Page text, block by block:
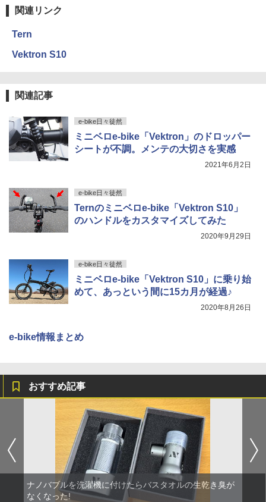
関連リンク
Tern
Vektron S10
関連記事
e-bike日々徒然
ミニベロe-bike「Vektron」のドロッパー
シートが不調。メンテの大切さを実感
2021年6月2日
e-bike日々徒然
Ternのミニベロe-bike「Vektron S10」
のハンドルをカスタマイズしてみた
2020年9月29日
e-bike日々徒然
ミニベロe-bike「Vektron S10」に乗り始
めて、あっという間に15カ月が経過♪
2020年8月26日
e-bike情報まとめ
おすすめ記事
ナノバブルを洗濯機に付けたらバスタオルの生乾き臭が
なくなった!